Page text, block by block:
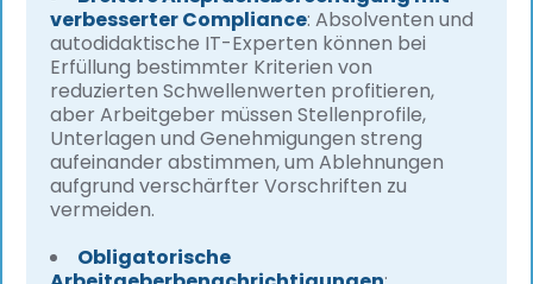
verbesserter Compliance: Absolventen und
autodidaktische IT-Experten können bei
Erfüllung bestimmter Kriterien von
reduzierten Schwellenwerten profitieren,
aber Arbeitgeber müssen Stellenprofile,
Unterlagen und Genehmigungen streng
aufeinander abstimmen, um Ablehnungen
aufgrund verschärfter Vorschriften zu
vermeiden.
Obligatorische